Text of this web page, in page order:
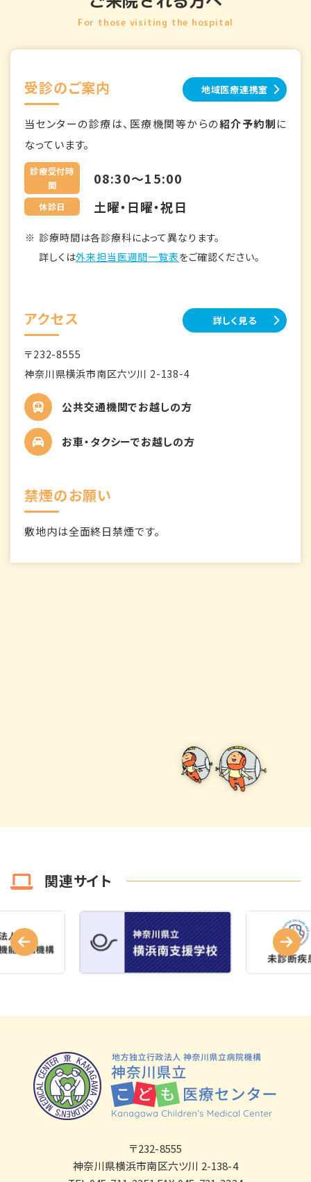
For those visiting the hospital
受診のご案内 地域医療連携室
当センターの診療は、医療機関等からの紹介予約制に
なっています。
診療受付時
間
08:30～15:00
休診日 土曜・日曜・祝日
診療時間は各診療科によって異なります。
詳しくは外来担当医週間一覧表をご確認ください。
アクセス 詳しく見る
〒232-8555
神奈川県横浜市南区六ツ川 2-138-4
公共交通機関でお越しの方
お車・タクシーでお越しの方
禁煙のお願い
敷地内は全面終日禁煙です。
関連サイト
〒232-8555
神奈川県横浜市南区六ツ川 2-138-4